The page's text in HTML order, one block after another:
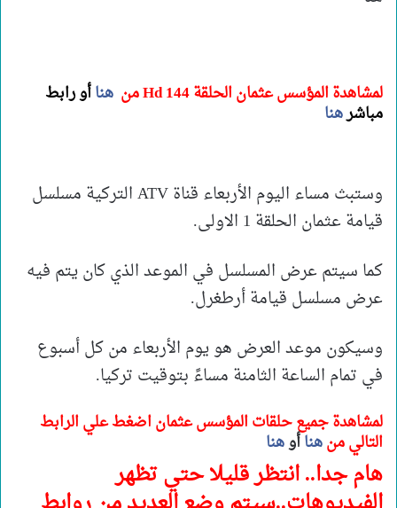
لمشاهدة المؤسس عثمان الحلقة 144 Hd من هناأورابط
مباشرهنا
وستبث مساء اليوم الأربعاء قناة ATV التركية مسلسل
قيامة عثمان الحلقة 1 الاولى.
كما سيتم عرض المسلسل في الموعد الذي كان يتم فيه
عرض مسلسل قيامة أرطغرل.
وسيكون موعد العرض هو يوم الأربعاء من كل أسبوع
في تمام الساعة الثامنة مساءً بتوقيت تركيا.
لمشاهدة جميع حلقات المؤسس عثمان اضغط علي الرابط
التالي منهناأوهنا
هام جدا.. انتظر قليلا حتي تظهر